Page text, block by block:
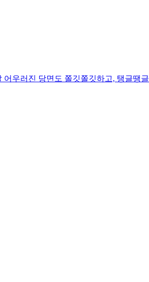
우러진 당면도 쫄깃쫄깃하고, 탱글땡